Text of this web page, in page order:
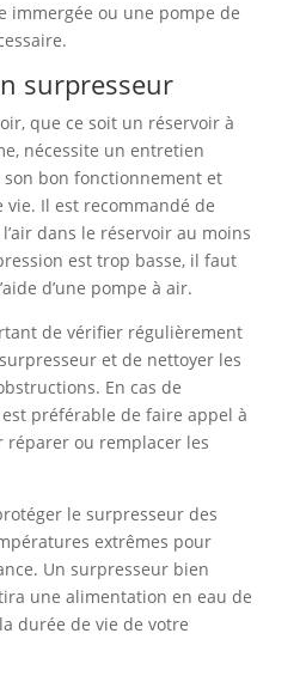
immergée ou une pompe de
surpresseur
que ce soit un réservoir à
nécessite un entretien
bon fonctionnement et
Il est recommandé de
dans le réservoir au moins
est trop basse, il faut
d’une pompe à air.
de vérifier régulièrement
et de nettoyer les
En cas de
préférable de faire appel à
ou remplacer les
le surpresseur des
extrêmes pour
Un surpresseur bien
une alimentation en eau de
durée de vie de votre